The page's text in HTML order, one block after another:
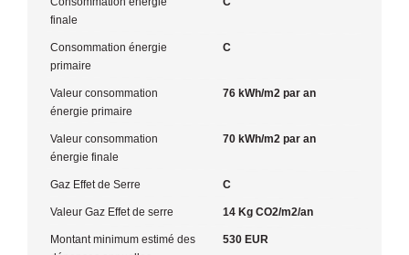
finale
Consommation énergie
primaire
C
Valeur consommation
énergie primaire
76 kWh/m2 par an
Valeur consommation
énergie finale
70 kWh/m2 par an
Gaz Effet de Serre C
Valeur Gaz Effet de serre 14 Kg CO2/m2/an
Montant minimum estimé des
530 EUR